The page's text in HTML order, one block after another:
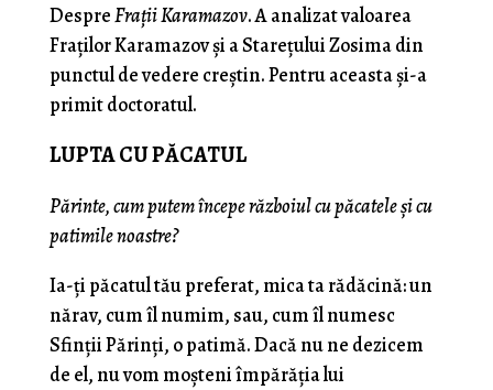
DespreFraţii Karamazov. A analizat valoarea
Fraţilor Karamazov şi a Stareţului Zosima din
punctul de vedere creştin. Pentru aceasta şi-a
primit doctoratul.
LUPTA CU PĂCATUL
Părinte, cum putem începe războiul cu păcateleşi cu
patimile noastre?
Ia-ţi păcatul tău preferat, mica ta rădăcină: un
nărav, cum îl numim, sau, cum îl numesc
Sfinţii Părinţi, o patimă. Dacă nu ne dezicem
de el, nu vom moşteni împărăţia lui